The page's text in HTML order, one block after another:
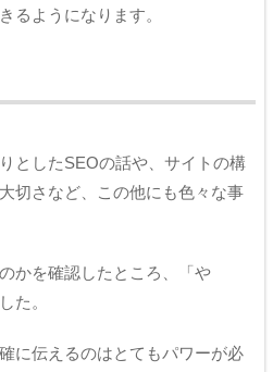
るようになります。
としたSEOの話や、サイトの構
切さなど、この他にも色々な事
かを確認したところ、「や
た。
に伝えるのはとてもパワーが必